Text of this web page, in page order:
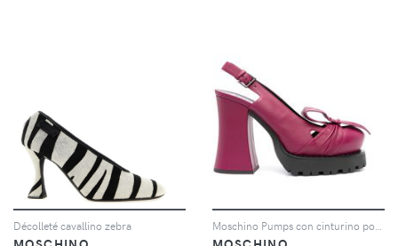
Décolleté cavallino zebra